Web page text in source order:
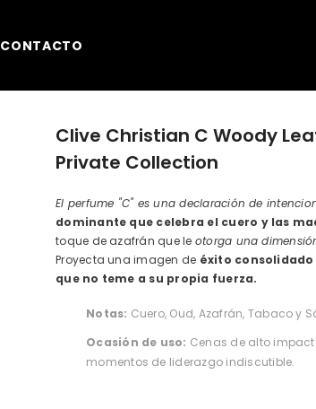
CONTACTO
Clive Christian C Woody
Private Collection
El perfume "C" es una declaración de
dominante que celebra el cuero y las
toque de azafrán que le otorga una
Proyecta una imagen de éxito
que no teme a su propia fuerza.
Notas: Cuero, Oud, Azafrán, Tabaco y
Ocasión de uso: Cenas de alto
momentos de liderazgo indiscutible.